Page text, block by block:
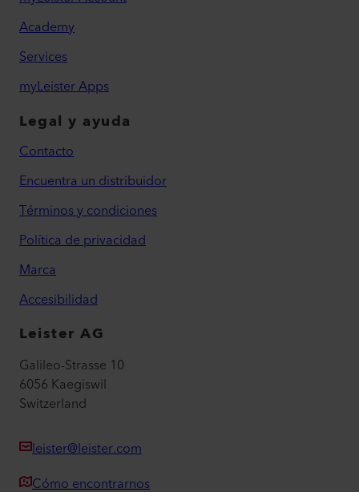
Academy
Services
myLeister Apps
Legal y ayuda
Contacto
Encuentra un distribuidor
Términos y condiciones
Política de privacidad
Marca
Accesibilidad
Leister AG
Galileo-Strasse 10
6056 Kaegiswil
Switzerland
leister@leister.com
Cómo encontrarnos